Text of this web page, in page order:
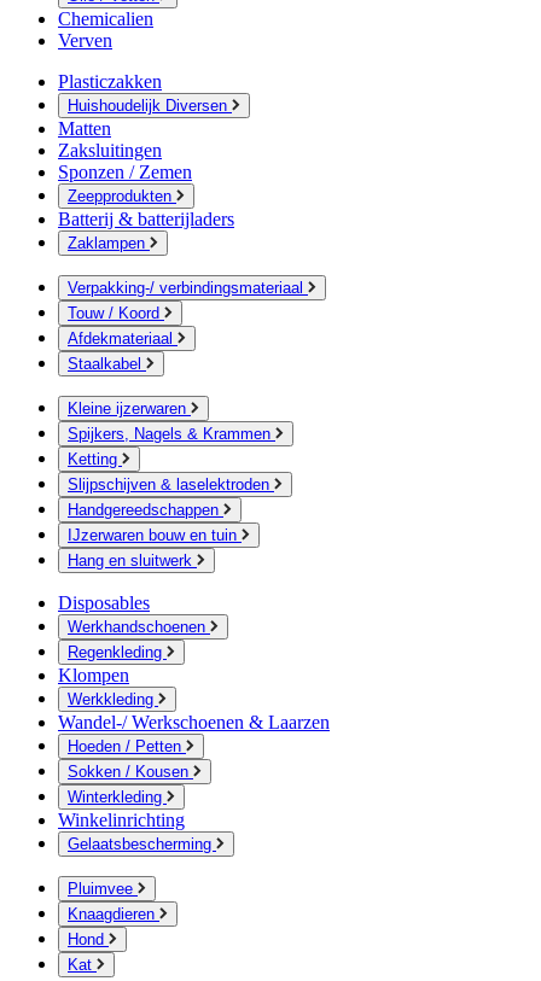
Chemicalien
Verven
Plasticzakken
Huishoudelijk Diversen
Matten
Zaksluitingen
Sponzen / Zemen
Zeepprodukten
Batterij & batterijladers
Zaklampen
Verpakking-/ verbindingsmateriaal
Touw / Koord
Afdekmateriaal
Staalkabel
Kleine ijzerwaren
Spijkers, Nagels & Krammen
Ketting
Slijpschijven & laselektroden
Handgereedschappen
IJzerwaren bouw en tuin
Hang en sluitwerk
Disposables
Werkhandschoenen
Regenkleding
Klompen
Werkkleding
Wandel-/ Werkschoenen & Laarzen
Hoeden / Petten
Sokken / Kousen
Winterkleding
Winkelinrichting
Gelaatsbescherming
Pluimvee
Knaagdieren
Hond
Kat